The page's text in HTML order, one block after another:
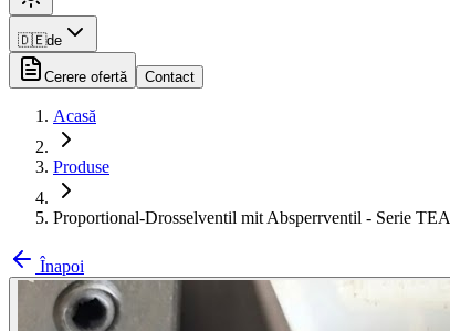
🇩🇪de
Cerere ofertă Contact
Acasă
Produse
Proportional-Drosselventil mit Absperrventil - Serie TEA
Înapoi